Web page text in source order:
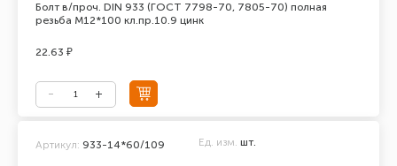
Болт в/проч. DIN 933 (ГОСТ 7798-70, 7805-70) полная
резьба М12*100 кл.пр.10.9 цинк
22.63 ₽
Артикул: 933-14*60/109 Ед. изм. шт.